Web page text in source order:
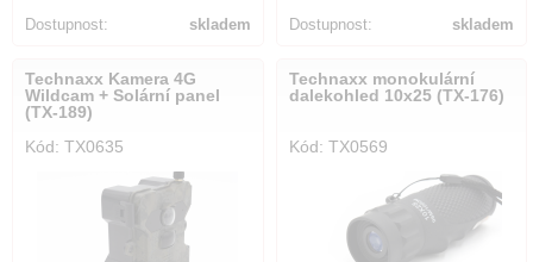
Dostupnost: skladem Dostupnost: skladem
Technaxx Kamera 4G
Wildcam + Solární panel
(TX-189)
Kód: TX0635
Technaxx monokulární
dalekohled 10x25 (TX-176)
Kód: TX0569